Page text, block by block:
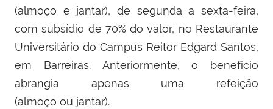
(almoço e jantar), de segunda a sexta-feira,
com subsídio de 70% do valor, no Restaurante
Universitário do Campus Reitor Edgard Santos,
em Barreiras. Anteriormente, o benefício
abrangia apenas uma refeição
(almoço ou jantar).